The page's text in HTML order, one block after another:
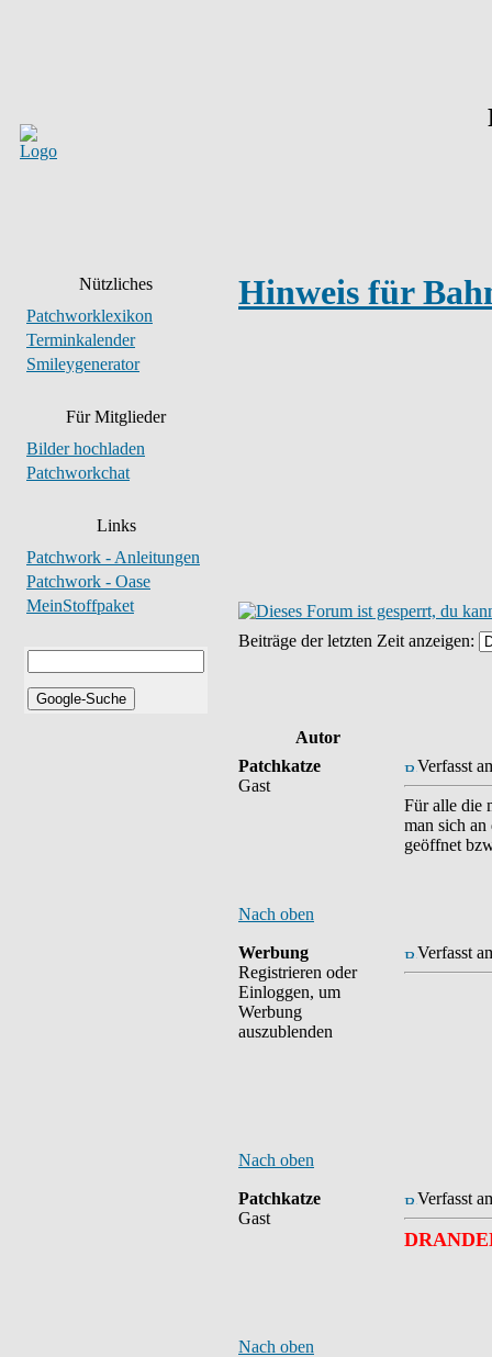
Nützliches
Patchworklexikon
Terminkalender
Smileygenerator
Für Mitglieder
Bilder hochladen
Patchworkchat
Links
Patchwork - Anleitungen
Patchwork - Oase
MeinStoffpaket
Hinweis für
Beiträge der letzten Zeit anzeigen:
Autor
Patchkatze
Gast
Verfasst
Für alle die
man sich
geöffnet
Nach oben
Werbung
Registrieren oder
Einloggen, um
Werbung
auszublenden
Verfasst
Nach oben
Patchkatze
Gast
Verfasst
Nach oben